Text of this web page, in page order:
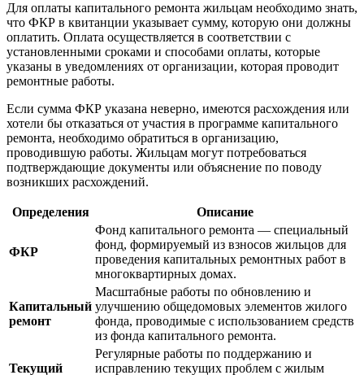
Для оплаты капитального ремонта жильцам необходимо знать,
что ФКР в квитанции указывает сумму, которую они должны
оплатить. Оплата осуществляется в соответствии с
установленными сроками и способами оплаты, которые
указаны в уведомлениях от организации, которая проводит
ремонтные работы.
Если сумма ФКР указана неверно, имеются расхождения или
хотели бы отказаться от участия в программе капитального
ремонта, необходимо обратиться в организацию,
проводившую работы. Жильцам могут потребоваться
подтверждающие документы или объяснение по поводу
возникших расхождений.
Определения Описание
ФКР
Фонд капитального ремонта — специальный
фонд, формируемый из взносов жильцов для
проведения капитальных ремонтных работ в
многоквартирных домах.
Капитальный
ремонт
Масштабные работы по обновлению и
улучшению общедомовых элементов жилого
фонда, проводимые с использованием средств
из фонда капитального ремонта.
Текущий
Регулярные работы по поддержанию и
исправлению текущих проблем с жилым